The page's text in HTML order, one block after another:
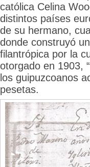
católica Celina
distintos países
de su hermano,
donde construyó
filantrópica por la
otorgado en 1903,
los guipuzcoanos
pesetas.